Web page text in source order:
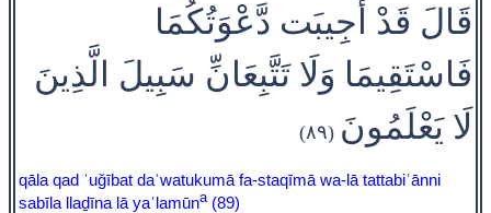
قَالَ قَدْ أُجِيبَت دَّعْوَتُكُمَا
فَاسْتَقِيمَا وَلَا تَتَّبِعَانِّ سَبِيلَ الَّذِينَ
لَا يَعْلَمُونَ (٨٩)
qāla qad ʾuǧībat daʿwatukumā fa-staqīmā wa-lā tattabiʿānni
sabīla llaḏīna lā yaʿlamūna(89)